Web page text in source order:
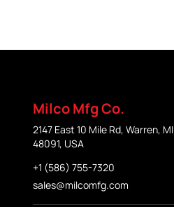
Milco Mfg Co.
2147 East 10 Mile Rd, Warren, MI
48091, USA
+1 (586) 755-7320
sales@milcomfg.com